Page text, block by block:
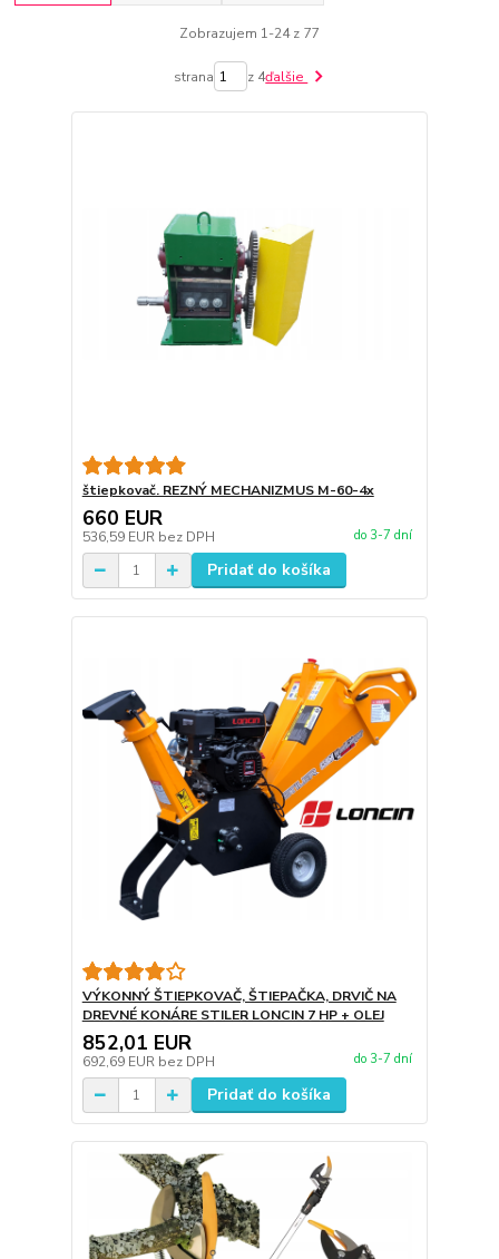
Zobrazujem 1-24 z 77
strana z 4ďalšie
štiepkovač. REZNÝ MECHANIZMUS M-60-4x
660 EUR
536,59 EUR bez DPH do 3-7 dní
Pridať do košíka
VÝKONNÝ ŠTIEPKOVAČ, ŠTIEPAČKA, DRVIČ NA
DREVNÉ KONÁRE STILER LONCIN 7 HP + OLEJ
852,01 EUR
692,69 EUR bez DPH do 3-7 dní
Pridať do košíka